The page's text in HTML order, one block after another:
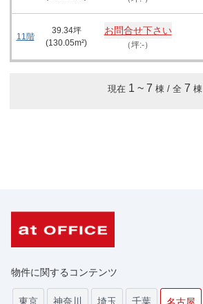
11階
39.34坪
(130.05m²)
お問合せ下さい
（坪:-）
現在 1 ~ 7 棟 / 全 7 棟
物件に関するコンテンツ
東京 神奈川 埼玉 千葉 名古屋